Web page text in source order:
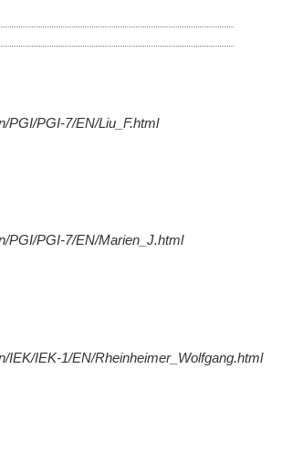
PGI/PGI-7/EN/Liu_F.html
PGI/PGI-7/EN/Marien_J.html
IEK-1/EN/Rheinheimer_Wolfgang.html